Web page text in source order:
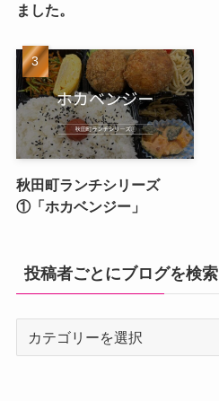
ました。
秋田町ランチシリーズ
①「ホカベンジー」
投稿者ごとにブログを検索